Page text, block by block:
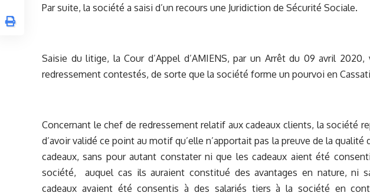
Par suite, la société a saisi d’un recours une Juridiction de Sécurité Sociale.
Saisie du litige, la Cour d’Appel d’AMIENS, par un Arrêt du 09 avril
redressement contestés, de sorte que la société forme un pourvoi en
Concernant le chef de redressement relatif aux cadeaux clients, la société
d’avoir validé ce point au motif qu’elle n’apportait pas la preuve de la qualité
cadeaux, sans pour autant constater ni que les cadeaux aient été
société, auquel cas ils auraient constitué des avantages en nature, ni
cadeaux avaient été consentis à des salariés tiers à la société en